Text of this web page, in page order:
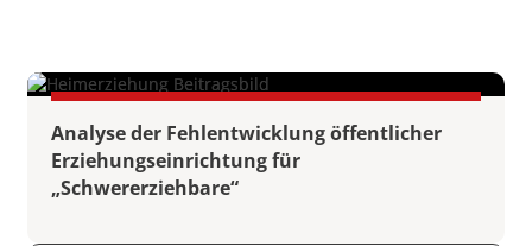
Analyse der Fehlentwicklung öffentlicher
Erziehungseinrichtung für
„Schwererziehbare“